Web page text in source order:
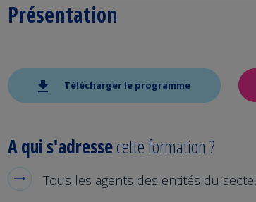
Présentation
Télécharger le programme
A qui s'adressecette formation ?
Tous les agents des entités du